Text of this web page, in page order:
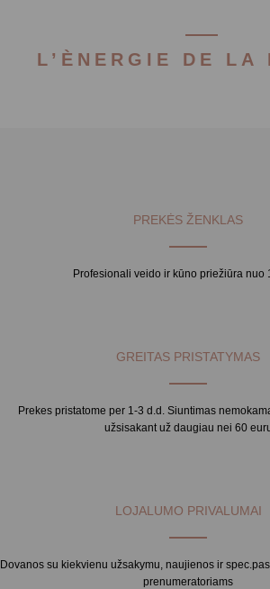
L’ÈNERGIE DE LA
PREKĖS ŽENKLAS
Profesionali veido ir kūno priežiūra nuo
GREITAS PRISTATYMAS
Prekes pristatome per 1-3 d.d. Siuntimas
užsisakant už daugiau nei 60
LOJALUMO PRIVALUMAI
Dovanos su kiekvienu užsakymu, naujienos ir
prenumeratoriams